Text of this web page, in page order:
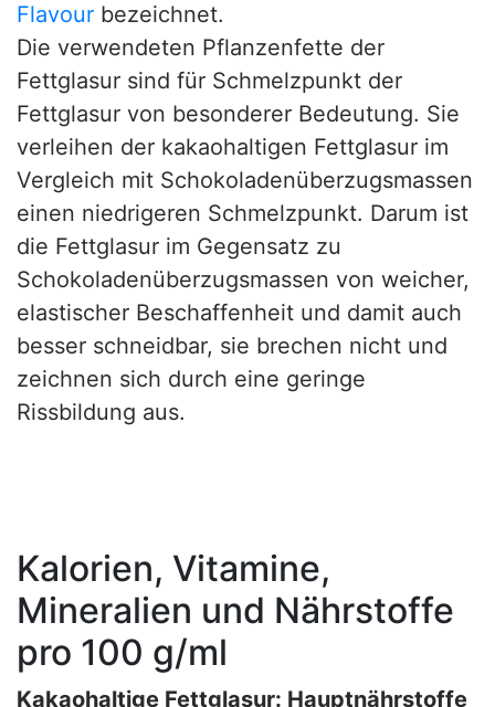
Flavour bezeichnet.
Die verwendeten Pflanzenfette der
Fettglasur sind für Schmelzpunkt der
Fettglasur von besonderer Bedeutung. Sie
verleihen der kakaohaltigen Fettglasur im
Vergleich mit Schokoladenüberzugsmassen
einen niedrigeren Schmelzpunkt. Darum ist
die Fettglasur im Gegensatz zu
Schokoladenüberzugsmassen von weicher,
elastischer Beschaffenheit und damit auch
besser schneidbar, sie brechen nicht und
zeichnen sich durch eine geringe
Rissbildung aus.
Kalorien, Vitamine,
Mineralien und Nährstoffe
pro 100 g/ml
Kakaohaltige Fettglasur: Hauptnährstoffe